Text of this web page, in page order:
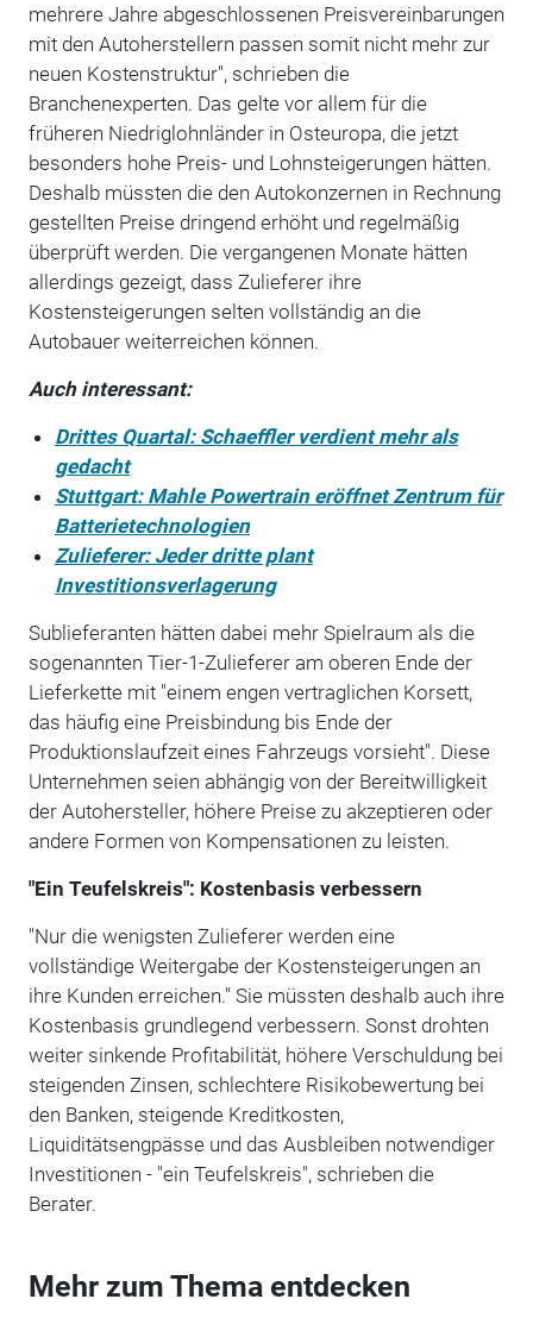
mehrere Jahre abgeschlossenen Preisvereinbarungen
mit den Autoherstellern passen somit nicht mehr zur
neuen Kostenstruktur", schrieben die
Branchenexperten. Das gelte vor allem für die
früheren Niedriglohnländer in Osteuropa, die jetzt
besonders hohe Preis- und Lohnsteigerungen hätten.
Deshalb müssten die den Autokonzernen in Rechnung
gestellten Preise dringend erhöht und regelmäßig
überprüft werden. Die vergangenen Monate hätten
allerdings gezeigt, dass Zulieferer ihre
Kostensteigerungen selten vollständig an die
Autobauer weiterreichen können.
Auch interessant:
Drittes Quartal: Schaeffler verdient mehr als
gedacht
Stuttgart: Mahle Powertrain eröffnet Zentrum für
Batterietechnologien
Zulieferer: Jeder dritte plant
Investitionsverlagerung
Sublieferanten hätten dabei mehr Spielraum als die
sogenannten Tier-1-Zulieferer am oberen Ende der
Lieferkette mit "einem engen vertraglichen Korsett,
das häufig eine Preisbindung bis Ende der
Produktionslaufzeit eines Fahrzeugs vorsieht". Diese
Unternehmen seien abhängig von der Bereitwilligkeit
der Autohersteller, höhere Preise zu akzeptieren oder
andere Formen von Kompensationen zu leisten.
"Ein Teufelskreis": Kostenbasis verbessern
"Nur die wenigsten Zulieferer werden eine
vollständige Weitergabe der Kostensteigerungen an
ihre Kunden erreichen." Sie müssten deshalb auch ihre
Kostenbasis grundlegend verbessern. Sonst drohten
weiter sinkende Profitabilität, höhere Verschuldung bei
steigenden Zinsen, schlechtere Risikobewertung bei
den Banken, steigende Kreditkosten,
Liquiditätsengpässe und das Ausbleiben notwendiger
Investitionen - "ein Teufelskreis", schrieben die
Berater.
Mehr zum Thema entdecken